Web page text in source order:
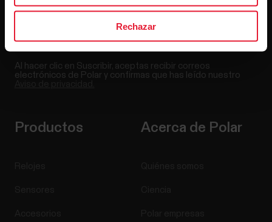
Rechazar
Al hacer clic en Suscribir, aceptas recibir correos
electrónicos de Polar y confirmas que has leído nuestro
Productos Acerca de Polar